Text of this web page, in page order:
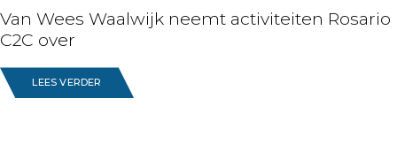
Van Wees Waalwijk neemt activiteiten Rosario
C2C over
LEES VERDER